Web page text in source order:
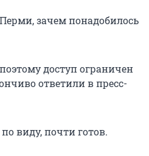
зачем понадобилось
доступ ограничен
ответили в пресс-
виду, почти готов.